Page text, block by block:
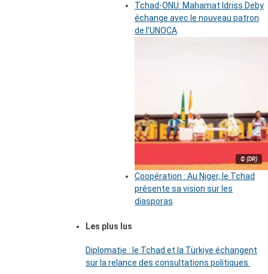
Tchad-ONU: Mahamat Idriss Deby
échange avec le nouveau patron
de l’UNOCA
© (DR)
Coopération : Au Niger, le Tchad
présente sa vision sur les
diasporas
Les plus lus
Diplomatie : le Tchad et la Türkiye échangent
sur la relance des consultations politiques